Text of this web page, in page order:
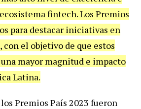
fintech. Los Premios
para destacar iniciativas en
con el objetivo de que estos
mayor magnitud e impacto
Latina.
Premios País 2023 fueron